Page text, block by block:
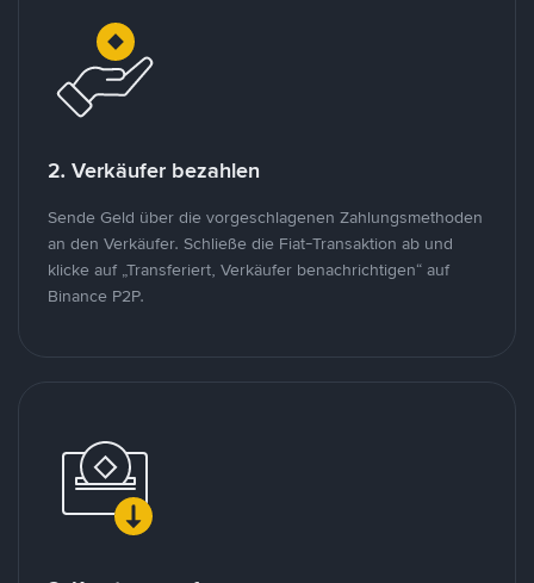
2. Verkäufer bezahlen
Sende Geld über die vorgeschlagenen Zahlungsmethoden
an den Verkäufer. Schließe die Fiat-Transaktion ab und
klicke auf „Transferiert, Verkäufer benachrichtigen“ auf
Binance P2P.